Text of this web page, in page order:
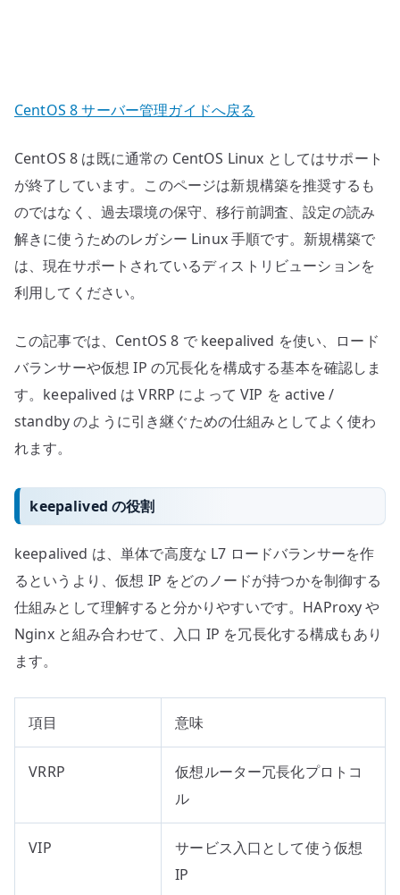
の
CentOS 8 サーバー管理ガイドへ戻る
CentOS 8 は既に通常の CentOS Linux としてはサポート
が終了しています。このページは新規構築を推奨するも
のではなく、過去環境の保守、移行前調査、設定の読み
解きに使うためのレガシー Linux 手順です。新規構築で
は、現在サポートされているディストリビューションを
利用してください。
この記事では、CentOS 8 で keepalived を使い、ロード
バランサーや仮想 IP の冗長化を構成する基本を確認しま
す。keepalived は VRRP によって VIP を active /
standby のように引き継ぐための仕組みとしてよく使わ
れます。
keepalived の役割
keepalived は、単体で高度な L7 ロードバランサーを作
るというより、仮想 IP をどのノードが持つかを制御する
仕組みとして理解すると分かりやすいです。HAProxy や
Nginx と組み合わせて、入口 IP を冗長化する構成もあり
ます。
項目 意味
VRRP
仮想ルーター冗長化プロトコ
ル
VIP
サービス入口として使う仮想
IP